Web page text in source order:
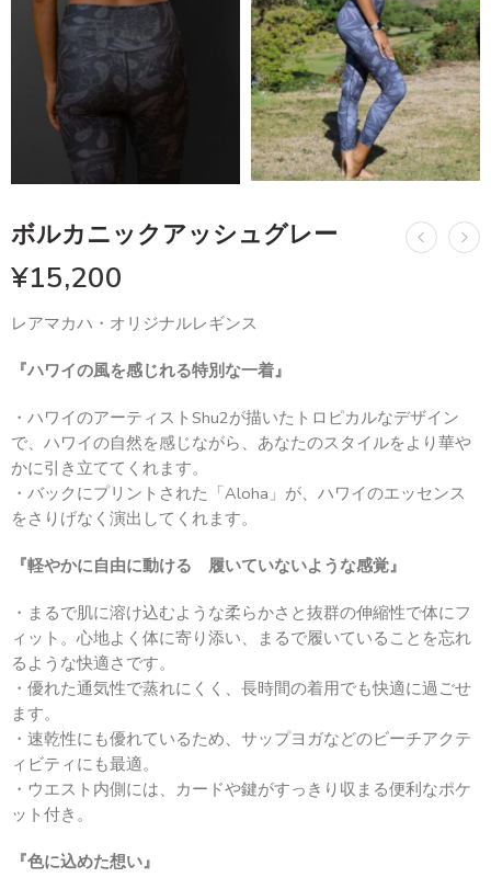
ボルカニックアッシュグレー
¥15,200
レアマカハ・オリジナルレギンス
『ハワイの風を感じれる特別な一着』
・ハワイのアーティストShu2が描いたトロピカルなデザイン
で、ハワイの自然を感じながら、あなたのスタイルをより華や
かに引き立ててくれます。
・バックにプリントされた「Aloha」が、ハワイのエッセンス
をさりげなく演出してくれます。
『軽やかに自由に動ける 履いていないような感覚』
・まるで肌に溶け込むような柔らかさと抜群の伸縮性で体にフ
ィット。心地よく体に寄り添い、まるで履いていることを忘れ
るような快適さです。
・優れた通気性で蒸れにくく、長時間の着用でも快適に過ごせ
ます。
・速乾性にも優れているため、サップヨガなどのビーチアクテ
ィビティにも最適。
・ウエスト内側には、カードや鍵がすっきり収まる便利なポケ
ット付き。
『色に込めた想い』